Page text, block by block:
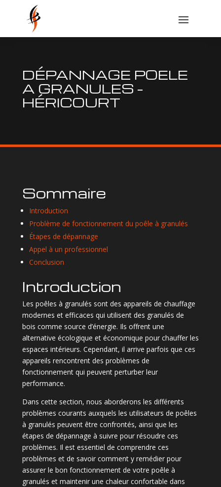
DÉPANNAGE POELE
A GRANULES –
HÉRICOURT
Sommaire
Introduction
Problème de fonctionnement du poêle à granulés
Étapes de dépannage
Appel à un professionnel
Conclusion
Introduction
Les poêles à granulés sont des appareils de chauffage
modernes et efficaces qui utilisent des granulés de
bois comme source d’énergie. Ils offrent une
alternative écologique et économique pour chauffer les
espaces intérieurs. Cependant, il arrive parfois que ces
appareils rencontrent des problèmes de
fonctionnement qui peuvent perturber leur
performance.
Dans cette section, nous aborderons les différents
problèmes courants auxquels les utilisateurs de poêles
à granulés peuvent être confrontés, ainsi que les
étapes de dépannage à suivre pour résoudre ces
problèmes. Il est essentiel de comprendre ces
problèmes et de savoir comment y remédier pour
assurer le bon fonctionnement de votre poêle à
granulés et maintenir une chaleur confortable dans